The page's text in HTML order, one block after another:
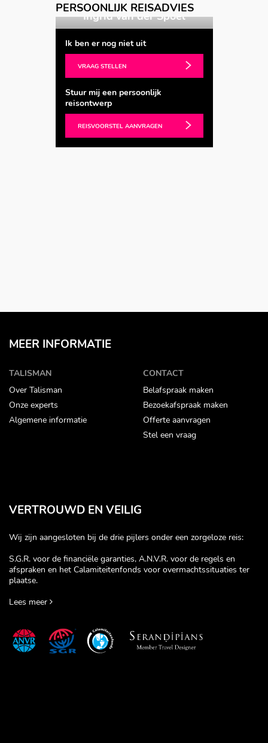
PERSOONLIJK REISADVIES
Ingrid van der Spoel
Ik ben er nog niet uit
VRAAG STELLEN
Stuur mij een persoonlijk
reisontwerp
REISVOORSTEL AANVRAGEN
MEER INFORMATIE
TALISMAN
Over Talisman
Onze experts
Algemene informatie
CONTACT
Belafspraak maken
Bezoekafspraak maken
Offerte aanvragen
Stel een vraag
VERTROUWD EN VEILIG
Wij zijn aangesloten bij de drie pijlers onder een zorgeloze reis:
S.G.R. voor de financiële garanties, A.N.V.R. voor de regels en
afspraken en het Calamiteitenfonds voor overmachtssituaties ter
plaatse.
Lees meer